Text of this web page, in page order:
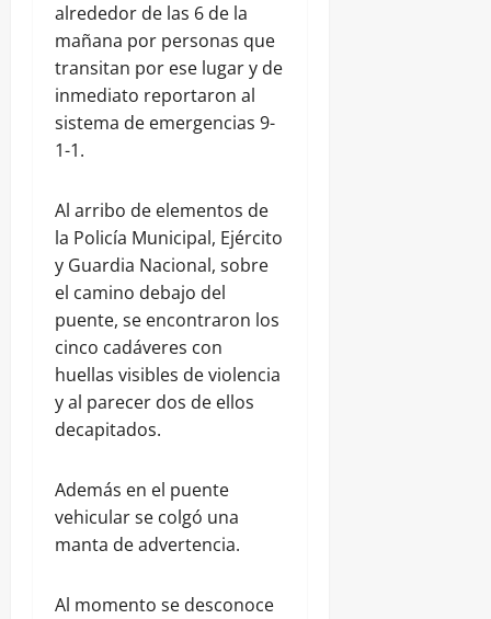
alrededor de las 6 de la
mañana por personas que
transitan por ese lugar y de
inmediato reportaron al
sistema de emergencias 9-
1-1.
Al arribo de elementos de
la Policía Municipal, Ejército
y Guardia Nacional, sobre
el camino debajo del
puente, se encontraron los
cinco cadáveres con
huellas visibles de violencia
y al parecer dos de ellos
decapitados.
Además en el puente
vehicular se colgó una
manta de advertencia.
Al momento se desconoce